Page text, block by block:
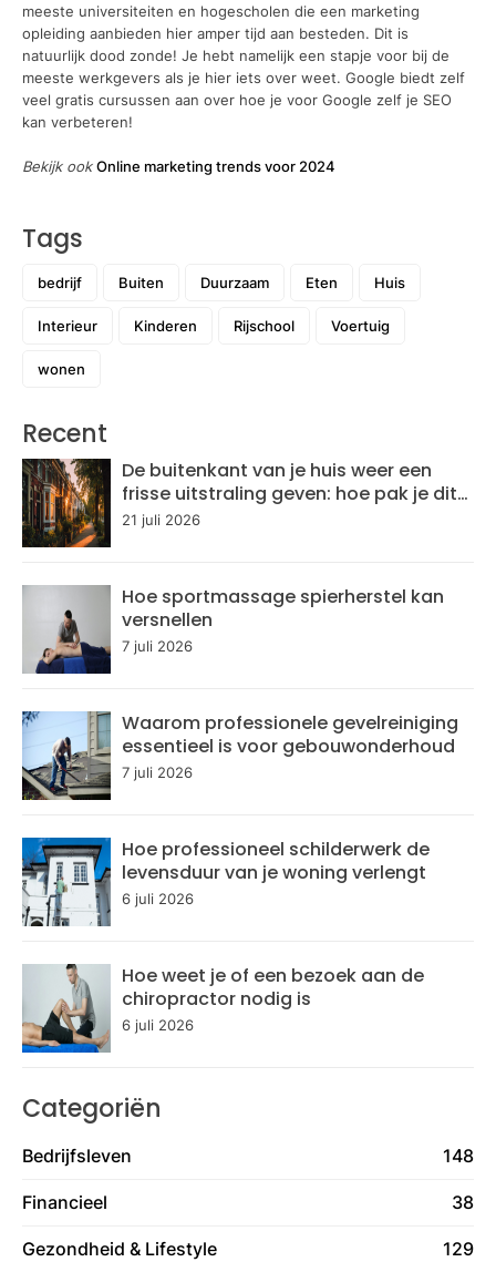
meeste universiteiten en hogescholen die een marketing
opleiding aanbieden hier amper tijd aan besteden. Dit is
natuurlijk dood zonde! Je hebt namelijk een stapje voor bij de
meeste werkgevers als je hier iets over weet. Google biedt zelf
veel gratis cursussen aan over hoe je voor Google zelf je SEO
kan verbeteren!
Bekijk ookOnline marketing trends voor 2024
Tags
bedrijf Buiten Duurzaam Eten Huis
Interieur Kinderen Rijschool Voertuig
wonen
Recent
De buitenkant van je huis weer een
frisse uitstraling geven: hoe pak je dit
aan?
21 juli 2026
Hoe sportmassage spierherstel kan
versnellen
7 juli 2026
Waarom professionele gevelreiniging
essentieel is voor gebouwonderhoud
7 juli 2026
Hoe professioneel schilderwerk de
levensduur van je woning verlengt
6 juli 2026
Hoe weet je of een bezoek aan de
chiropractor nodig is
6 juli 2026
Categoriën
Bedrijfsleven 148
Financieel 38
Gezondheid & Lifestyle 129